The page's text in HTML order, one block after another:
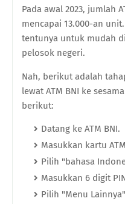
Pada awal 2023, jumlah
mencapai 13.000-an
tentunya untuk mudah
pelosok negeri.
Nah, berikut adalah
lewat ATM BNI ke
berikut:
Datang ke ATM BNI.
Masukkan kartu
Pilih "bahasa
Masukkan 6 digit
Pilih "Menu